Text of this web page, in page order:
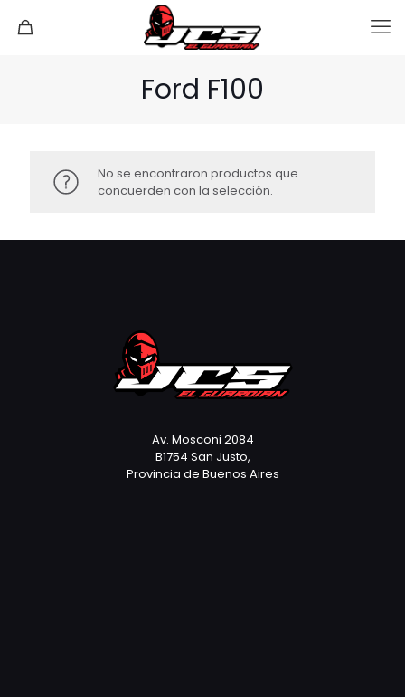
Ford F100
No se encontraron productos que
concuerden con la selección.
Av. Mosconi 2084
B1754 San Justo,
Provincia de Buenos Aires